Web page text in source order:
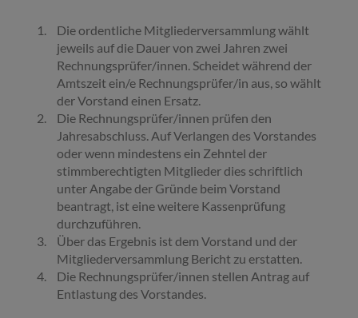
Die ordentliche Mitgliederversammlung wählt
jeweils auf die Dauer von zwei Jahren zwei
Rechnungsprüfer/innen. Scheidet während der
Amtszeit ein/e Rechnungsprüfer/in aus, so wählt
der Vorstand einen Ersatz.
Die Rechnungsprüfer/innen prüfen den
Jahresabschluss. Auf Verlangen des Vorstandes
oder wenn mindestens ein Zehntel der
stimmberechtigten Mitglieder dies schriftlich
unter Angabe der Gründe beim Vorstand
beantragt, ist eine weitere Kassenprüfung
durchzuführen.
Über das Ergebnis ist dem Vorstand und der
Mitgliederversammlung Bericht zu erstatten.
Die Rechnungsprüfer/innen stellen Antrag auf
Entlastung des Vorstandes.